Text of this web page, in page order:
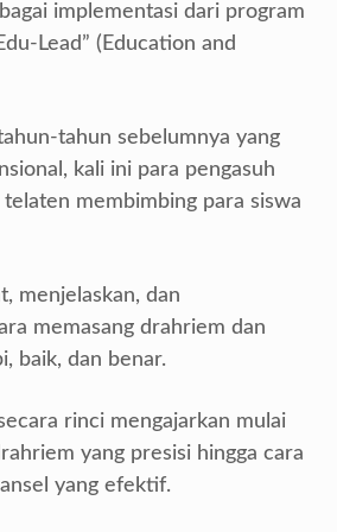
implementasi dari program
Lead” (Education and
tahun sebelumnya yang
kali ini para pengasuh
membimbing para siswa
menjelaskan, dan
memasang drahriem dan
baik, dan benar.
rinci mengajarkan mulai
yang presisi hingga cara
yang efektif.